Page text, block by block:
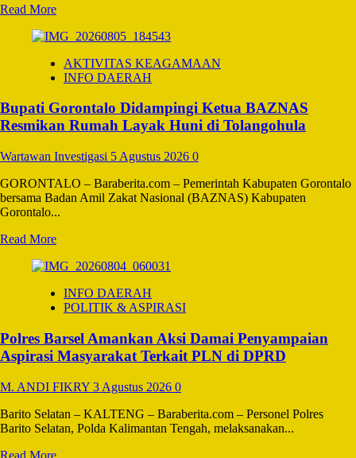
Read MoreRead
about
Konflik
Antarwarga
Tolikara,
Pemerintah,
Masyarakat
dan
Polri
Gelar
AKTIVITAS KEAGAMAAN
INFO DAERAH
Bupati Gorontalo Didampingi Ketua BAZNAS
Resmikan Rumah Layak Huni di Tolangohula
Wartawan Investigasi 5 Agustus 2026 0
GORONTALO – Baraberita.com – Pemerintah Kabupaten Gorontalo
bersama Badan Amil Zakat Nasional (BAZNAS) Kabupaten
Gorontalo...
Read MoreRead
about
Gorontalo
Didampingi
BAZNAS
Resmikan
Rumah
Layak
Huni
di
Tolangohula
INFO DAERAH
POLITIK & ASPIRASI
Polres Barsel Amankan Aksi Damai Penyampaian
Aspirasi Masyarakat Terkait PLN di DPRD
M. ANDI FIKRY 3 Agustus 2026 0
Barito Selatan – KALTENG – Baraberita.com – Personel Polres
Barito Selatan, Polda Kalimantan Tengah, melaksanakan...
Read MoreRead